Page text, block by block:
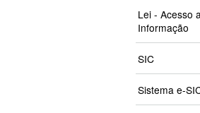
Lei - Acesso
Informação
SIC
Sistema e-